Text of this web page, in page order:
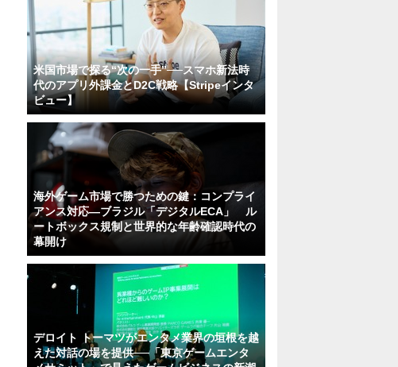
米国市場で探る“次の一手”──スマホ新法時
代のアプリ外課金とD2C戦略【Stripeインタ
ビュー】
海外ゲーム市場で勝つための鍵：コンプライ
アンス対応—ブラジル「デジタルECA」 ル
ートボックス規制と世界的な年齢確認時代の
幕開け
デロイト トーマツがエンタメ業界の垣根を越
えた対話の場を提供──「東京ゲームエンタ